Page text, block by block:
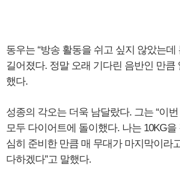
동우는 “방송 활동을 쉬고 싶지 않았는데
길어졌다. 정말 오래 기다린 음반인 만큼
했다.
성종의 각오는 더욱 남달랐다. 그는 “이
모두 다이어트에 돌이했다. 나는 10KG
심히 준비한 만큼 매 무대가 마지막이라
다하겠다”고 말했다.